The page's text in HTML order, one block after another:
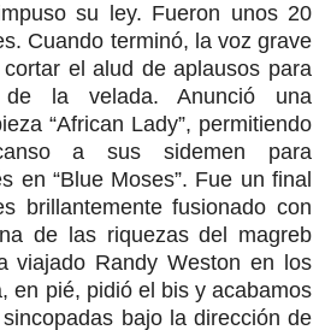
su ley. Fueron unos 20
Cuando terminó, la voz grave
el alud de aplausos para
la velada. Anunció una
“African Lady”, permitiendo
a sus sidemen para
en “Blue Moses”. Fue un final
brillantemente fusionado con
de las riquezas del magreb
viajado Randy Weston en los
en pié, pidió el bis y acabamos
bajo la dirección de